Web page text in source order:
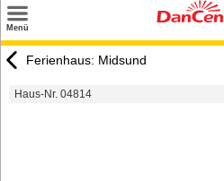
Menü
Urlaubsziele
Ferienhaus: Midsund
Haus-Nr. 04814